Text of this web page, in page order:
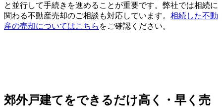
と並行して手続きを進めることが重要です。弊社では相続に
関わる不動産売却のご相談も対応しています。 相続した不動
産の売却についてはこちら をご確認ください。
郊外戸建てをできるだけ高く・早く売